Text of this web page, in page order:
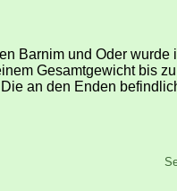
Barnim und Oder
Gesamtgewicht bis
an den Enden